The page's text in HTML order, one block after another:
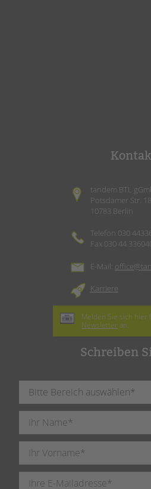
tandem BTL
Potsdamer Str.
10783 Berlin
Telefon 030
Fax 030 44
E-Mail:
Karriere
Melden Sie sich hier
Newsletter an.
Schreiben